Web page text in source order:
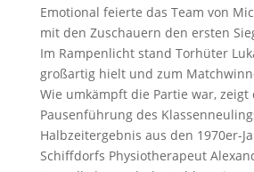
Emotional feierte das Team von
mit den Zuschauern den ersten
Im Rampenlicht stand Torhüter
großartig hielt und zum
Wie umkämpft die Partie war, zeigt
Pausenführung des
Halbzeitergebnis aus den 1970er-
Schiffdorfs Physiotherapeut